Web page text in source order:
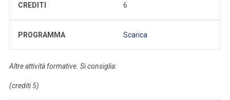
CREDITI 6
PROGRAMMA Scarica
Altre attività formative. Si consiglia:
(crediti 5)